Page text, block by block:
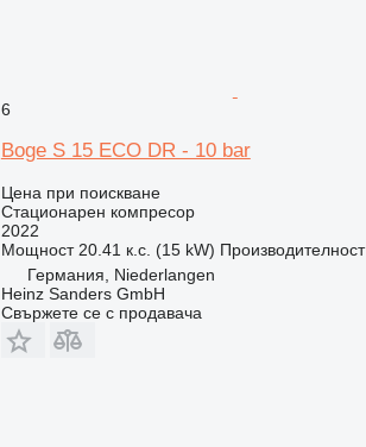
6
Boge S 15 ECO DR - 10 bar
Цена при поискване
Стационарен компресор
2022
Мощност 20.41 к.с. (15 kW) Производителност
Германия, Niederlangen
Heinz Sanders GmbH
Свържете се с продавача